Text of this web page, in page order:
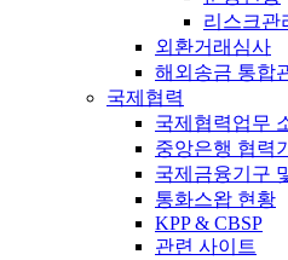
리스크관
외환거래심사
해외송금 통합
국제협력
국제협력업무
중앙은행 협력
국제금융기구
통화스왑 현황
KPP & CBSP
관련 사이트